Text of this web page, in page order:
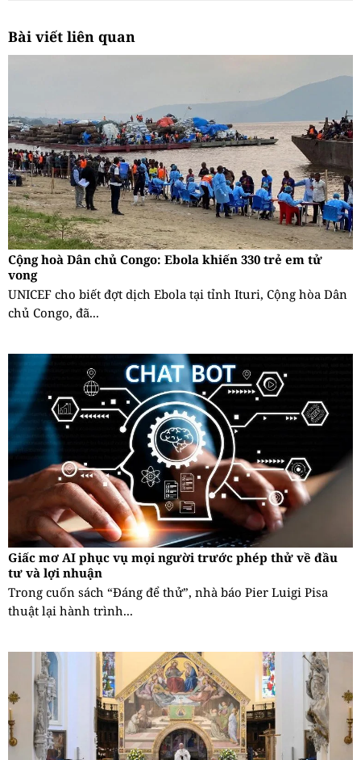
Bài viết liên quan
Cộng hoà Dân chủ Congo: Ebola khiến 330 trẻ em tử
vong
UNICEF cho biết đợt dịch Ebola tại tỉnh Ituri, Cộng hòa Dân
chủ Congo, đã...
Giấc mơ AI phục vụ mọi người trước phép thử về đầu
tư và lợi nhuận
Trong cuốn sách “Đáng để thử”, nhà báo Pier Luigi Pisa
thuật lại hành trình...